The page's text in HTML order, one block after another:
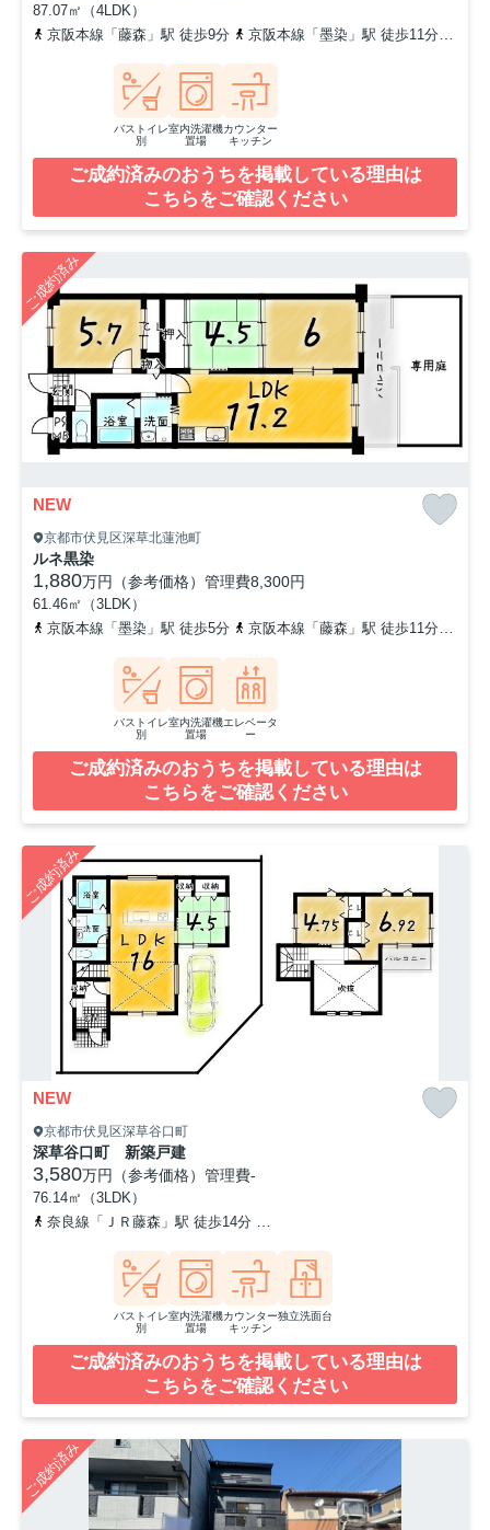
87.07㎡（4LDK）
京阪本線「藤森」駅 徒歩9分
京阪本線「墨染」駅 徒歩11分
バストイレ
別
室内洗濯機
置場
カウンター
キッチン
ご成約済みのおうちを掲載している理由は
こちらをご確認ください
ご成約済み
NEW
京都市伏見区深草北蓮池町
ルネ黒染
1,880万円（参考価格） 管理費8,300円
61.46㎡（3LDK）
京阪本線「墨染」駅 徒歩5分
京阪本線「藤森」駅 徒歩11分
バストイレ
別
室内洗濯機
置場
エレベータ
ー
ご成約済みのおうちを掲載している理由は
こちらをご確認ください
ご成約済み
NEW
京都市伏見区深草谷口町
深草谷口町 新築戸建
3,580万円（参考価格） 管理費-
76.14㎡（3LDK）
奈良線「ＪＲ藤森」駅 徒歩14分
バストイレ
別
室内洗濯機
置場
カウンター
キッチン
独立洗面台
ご成約済みのおうちを掲載している理由は
こちらをご確認ください
ご成約済み